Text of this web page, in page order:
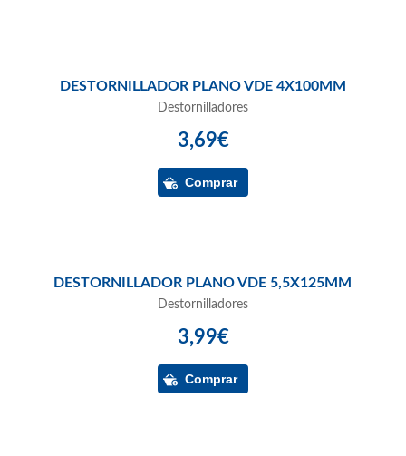
DESTORNILLADOR PLANO VDE 4X100MM
Destornilladores
3,69€
DESTORNILLADOR PLANO VDE 5,5X125MM
Destornilladores
3,99€